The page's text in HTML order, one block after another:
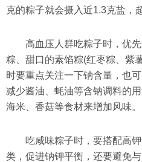
克的粽子就会摄入近1.3克盐，
高血压人群吃粽子时，优
粽、甜口的素馅粽(红枣粽、紫
时要重点关注一下钠含量，也
减少酱油、蚝油等含钠调料的
海米、香菇等食材来增加风味。
吃咸味粽子时，要搭配高
类，促进钠钾平衡，还要避免